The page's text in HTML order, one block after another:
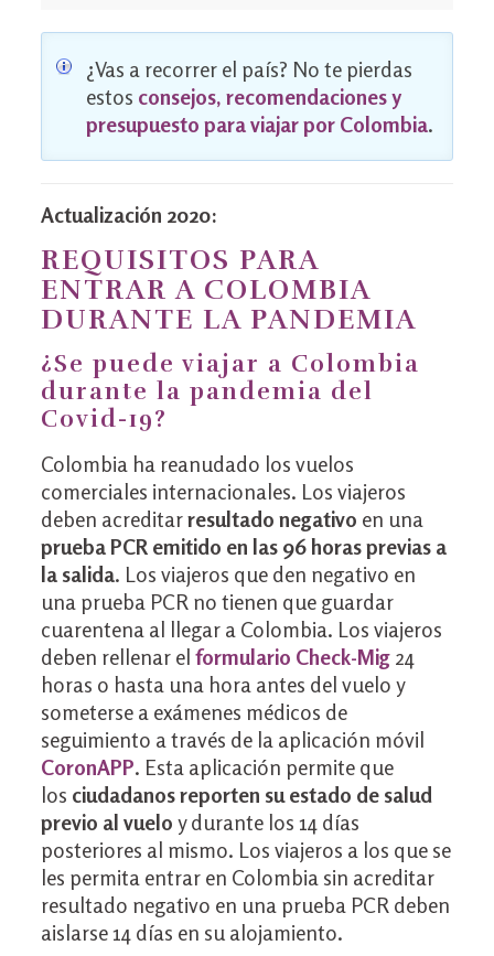
¿Vas a recorrer el país? No te pierdas
estos consejos, recomendaciones y
presupuesto para viajar por Colombia.
Actualización 2020:
REQUISITOS PARA
ENTRAR A COLOMBIA
DURANTE LA PANDEMIA
¿Se puede viajar a Colombia
durante la pandemia del
Covid-19?
Colombia ha reanudado los vuelos
comerciales internacionales. Los viajeros
deben acreditarresultado negativo en una
prueba PCR emitido en las 96 horas previas a
la salida. Los viajeros que den negativo en
una prueba PCR no tienen que guardar
cuarentena al llegar a Colombia. Los viajeros
deben rellenar el formulario Check-Mig24
horas o hasta una hora antes del vuelo y
someterse a exámenes médicos de
seguimiento a través de la aplicación móvil
CoronAPP. Esta aplicación permite que
los ciudadanos reporten su estado de salud
previo al vuelo y durante los 14 días
posteriores al mismo. Los viajeros a los que se
les permita entrar en Colombia sin acreditar
resultado negativo en una prueba PCR deben
aislarse 14 días en su alojamiento.